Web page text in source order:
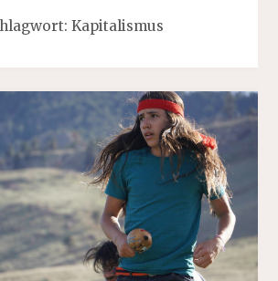
Kapitalismus